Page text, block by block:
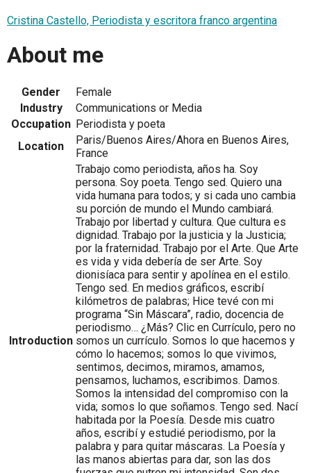
Cristina Castello, Periodista y escritora franco argentina
About me
Gender
Female
Industry
Communications or Media
Occupation Periodista y poeta
Location
Paris/Buenos Aires/Ahora en Buenos Aires,
France
Introduction
Trabajo como periodista, años ha. Soy
persona. Soy poeta. Tengo sed. Quiero una
vida humana para todos; y si cada uno cambia
su porción de mundo el Mundo cambiará.
Trabajo por libertad y cultura. Que cultura es
dignidad. Trabajo por la justicia y la Justicia;
por la fraternidad. Trabajo por el Arte. Que Arte
es vida y vida debería de ser Arte. Soy
dionisíaca para sentir y apolínea en el estilo.
Tengo sed. En medios gráficos, escribí
kilómetros de palabras; Hice tevé con mi
programa “Sin Máscara”, radio, docencia de
periodismo… ¿Más? Clic en Currículo, pero no
somos un currículo. Somos lo que hacemos y
cómo lo hacemos; somos lo que vivimos,
sentimos, decimos, miramos, amamos,
pensamos, luchamos, escribimos. Damos.
Somos la intensidad del compromiso con la
vida; somos lo que soñamos. Tengo sed. Nací
habitada por la Poesía. Desde mis cuatro
años, escribí y estudié periodismo, por la
palabra y para quitar máscaras. La Poesía y
las manos abiertas para dar, son las dos